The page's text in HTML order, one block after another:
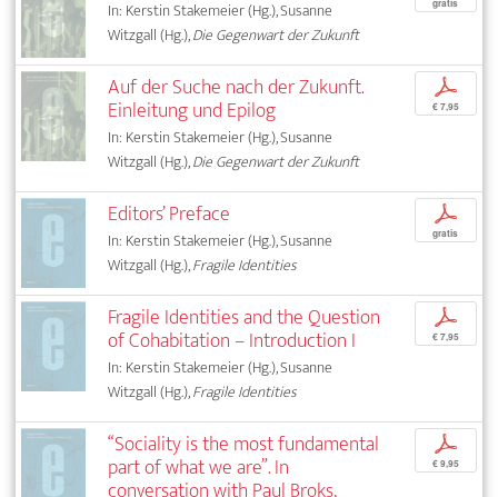
In: Kerstin Stakemeier (Hg.), Susanne
Witzgall (Hg.),Die Gegenwart der Zukunft
gratis
Auf der Suche nach der Zukunft.
Einleitung und Epilog
In: Kerstin Stakemeier (Hg.), Susanne
Witzgall (Hg.),Die Gegenwart der Zukunft
p
€ 7,95
Editors’ Preface
In: Kerstin Stakemeier (Hg.), Susanne
Witzgall (Hg.),Fragile Identities
p
gratis
Fragile Identities and the Question
of Cohabitation – Introduction I
In: Kerstin Stakemeier (Hg.), Susanne
Witzgall (Hg.),Fragile Identities
p
€ 7,95
“Sociality is the most fundamental
part of what we are”. In
p
€ 9,95